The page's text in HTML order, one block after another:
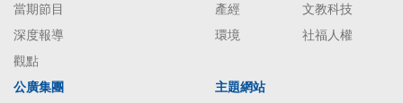
當期節目
深度報導
觀點
產經
文教科技
環境
社福人權
公廣集團
主題網站